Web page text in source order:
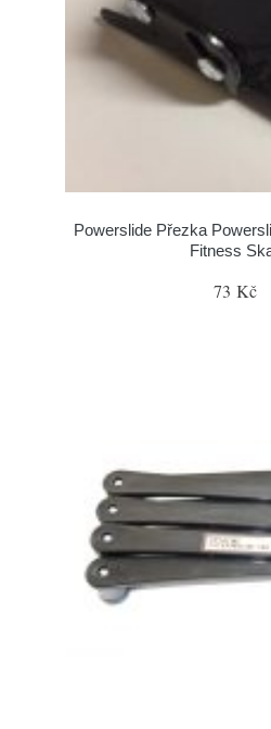
Powerslide Přezka
Fitness
73 Kč